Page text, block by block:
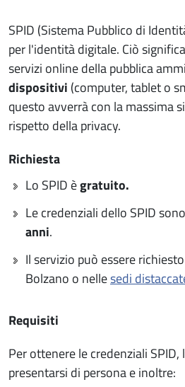
SPID (Sistema Pubblico di
per l'identità digitale. Ciò
servizi online della pubblica
dispositivi (computer, tablet o
questo avverrà con la massima
rispetto della privacy.
Richiesta
Lo SPID ègratuito.
Le credenziali dello SPID
anni.
Il servizio può essere
Bolzano o nellesedi
Requisiti
Per ottenere le credenziali SPID,
presentarsi di persona e inoltre: